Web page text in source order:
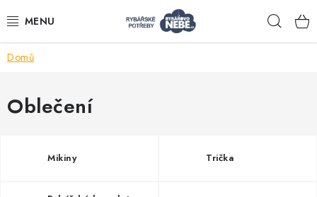
na
Akce
Navijáky
Bižuterie
Domů
Oblečení
Mikiny Trička